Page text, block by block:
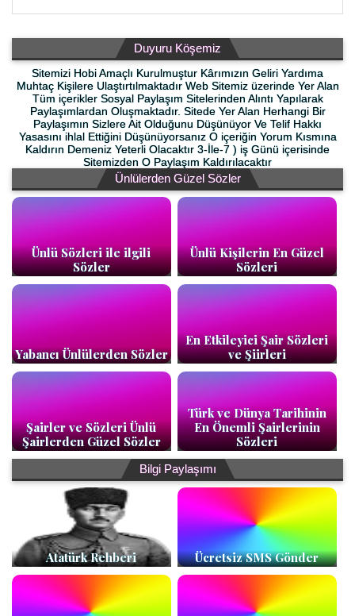
Duyuru Köşemiz
Sitemizi Hobi Amaçlı Kurulmuştur Kârımızın Geliri Yardıma
Muhtaç Kişilere Ulaştırtılmaktadır Web Sitemiz üzerinde Yer Alan
Tüm içerikler Sosyal Paylaşım Sitelerinden Alıntı Yapılarak
Paylaşımlardan Oluşmaktadır. Sitede Yer Alan Herhangi Bir
Paylaşımın Sizlere Ait Olduğunu Düşünüyor Ve Telif Hakkı
Yasasını ihlal Ettiğini Düşünüyorsanız O içeriğin Yorum Kısmına
Kaldırın Demeniz Yeterli Olacaktır 3-İle-7 ) iş Günü içerisinde
Sitemizden O Paylaşım Kaldırılacaktır
Ünlülerden Güzel Sözler
Ünlü Sözleri ile ilgili
Sözler
Ünlü Kişilerin En Güzel
Sözleri
Yabancı Ünlülerden Sözler
En Etkileyici Şair Sözleri
ve Şiirleri
Şairler ve Sözleri Ünlü
Şairlerden Güzel Sözler
Türk ve Dünya Tarihinin
En Önemli Şairlerinin
Sözleri
Bilgi Paylaşımı
Atatürk Rehberi Ücretsiz SMS Gönder